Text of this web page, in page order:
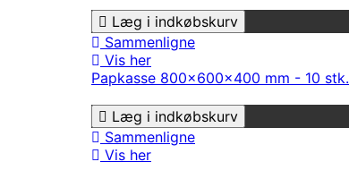
Læg i indkøbskurv
Sammenligne
Vis her
Papkasse 800x600x400 mm - 10 stk.
Læg i indkøbskurv
Sammenligne
Vis her